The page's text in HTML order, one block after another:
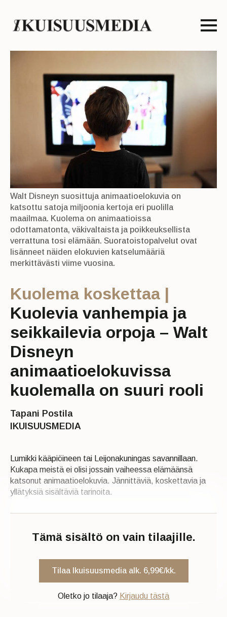
Walt Disneyn suosittuja animaatioelokuvia on
katsottu satoja miljoonia kertoja eri puolilla
maailmaa. Kuolema on animaatioissa
odottamatonta, väkivaltaista ja poikkeuksellista
verrattuna tosi elämään. Suoratoistopalvelut ovat
lisänneet näiden elokuvien katselumääriä
merkittävästi viime vuosina.
Kuolema koskettaa |
Kuolevia vanhempia ja
seikkailevia orpoja – Walt
Disneyn
animaatioelokuvissa
kuolemalla on suuri rooli
Tapani Postila
IKUISUUSMEDIA
Lumikki kääpiöineen tai Leijonakuningas savannillaan.
Kukapa meistä ei olisi jossain vaiheessa elämäänsä
katsonut animaatioelokuvia. Jännittäviä, koskettavia ja
yllätyksiä sisältäviä tarinoita.
Tämä sisältö on vain tilaajille.
Tilaa Ikuisuusmedia alk. 6,99€/kk.
Oletko jo tilaaja? Kirjaudu tästä